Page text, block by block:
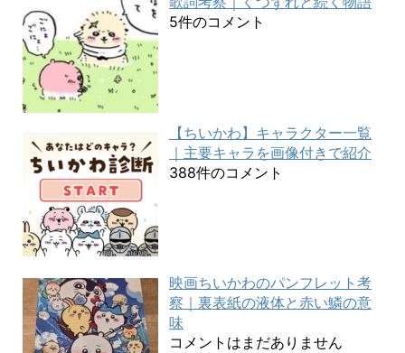
5件のコメント
【ちいかわ】キャラクター一覧
｜主要キャラを画像付きで紹介
388件のコメント
映画ちいかわのパンフレット考
察｜裏表紙の液体と赤い鱗の意
味
コメントはまだありません